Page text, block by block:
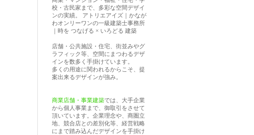
校・古民家まで、多彩な空間デザイ
ンの実績。 アトリエアイズ｜かなが
わオンリーワンの一級建築士事務所
｜時を つなげる × いろどる 建築
店舗・公共施設・住宅、街並みやグ
ラフィック等、空間にまつわるデザ
インを数多く手掛けています。
多くの用途に関われるからこそ、提
案出来るデザインが強み。
商業店舗・事業建築では、大手企業
から個人事業まで、御取引をさせて
頂いています。企業理念や、商圏立
地、競合店との差別化等、経営戦略
にまで踏み込んだデザインを手掛け